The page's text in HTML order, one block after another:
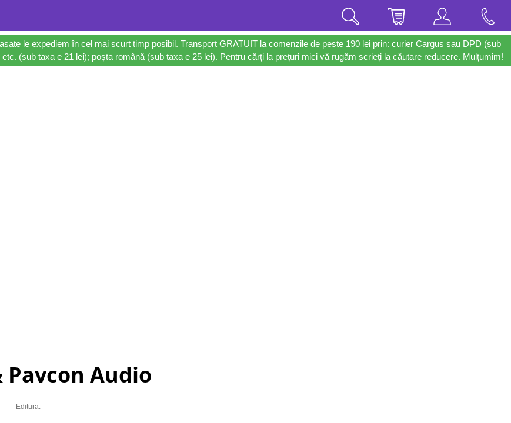
le expediem în cel mai scurt timp posibil. Transport GRATUIT la comenzile de peste 190 lei prin: curier Cargus sau DPD (sub
(sub taxa e 21 lei); poșta română (sub taxa e 25 lei). Pentru cărți la prețuri mici vă rugăm scrieți la căutare reducere. Mulțumim!
Pavcon Audio
Editura: